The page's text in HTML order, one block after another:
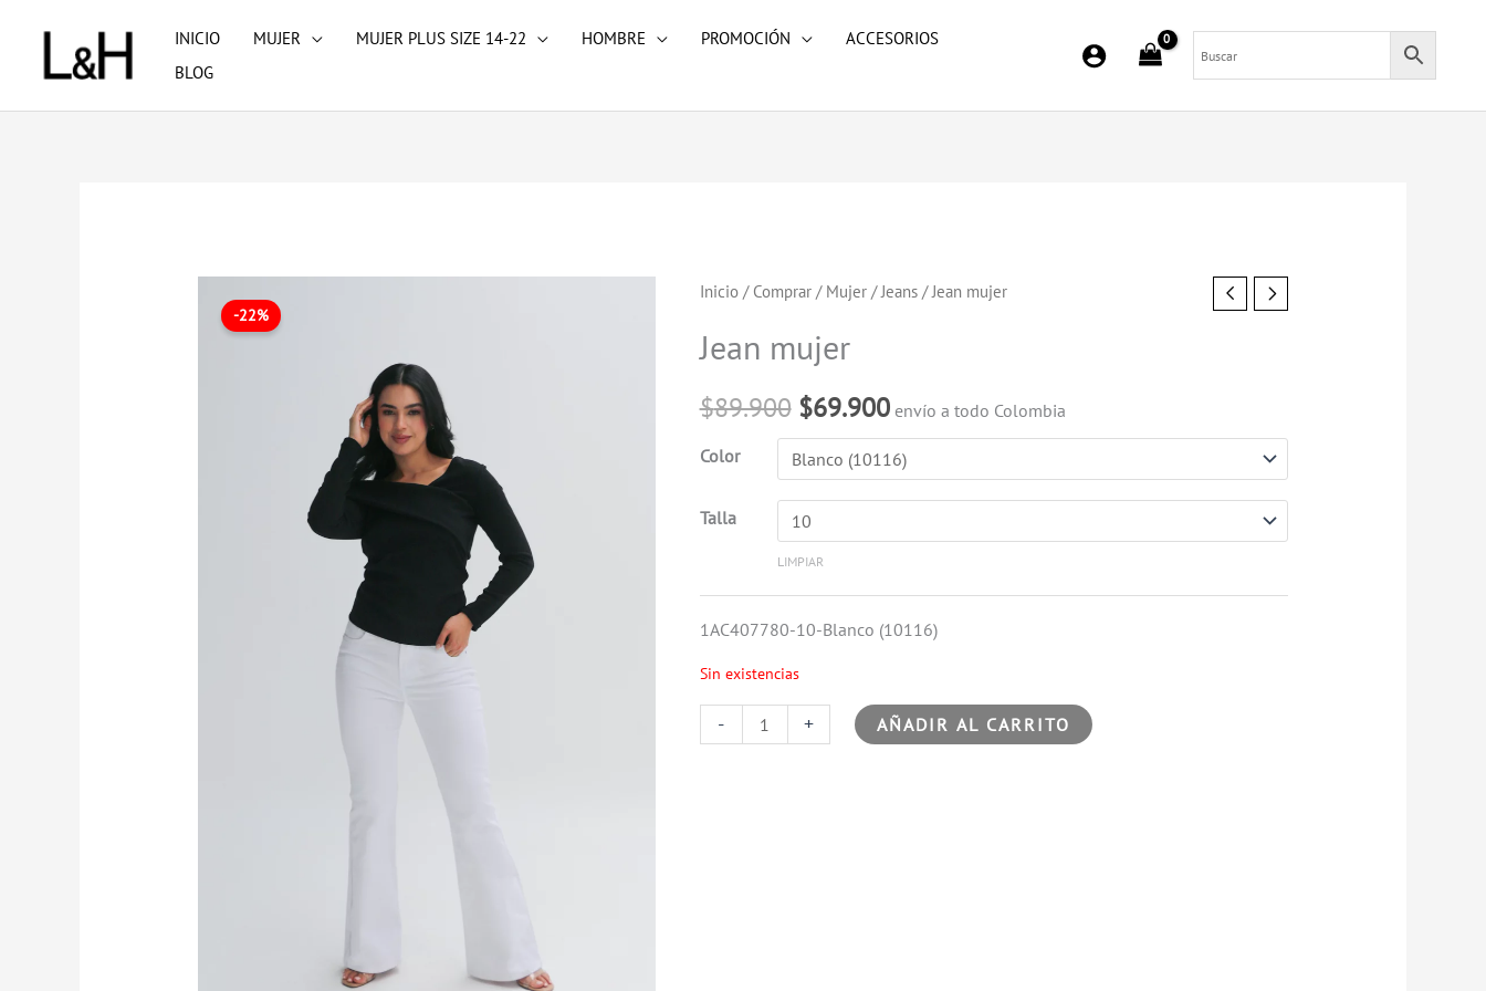
contenido
INICIO MUJER MUJER PLUS SIZE 14-22 HOMBRE PROMOCIÓN
ACCESORIOS
BLOG
-22%
Inicio/ Comprar/ Mujer/Jeans/ Jean mujer
Jean mujer
$89.900
El
precio
original
era:
$89.900.
$69.900
El
actual
es:
$69.900.
envío a todo Colombia
Color
Talla
LIMPIAR
1AC407780-10-Blanco (10116)
Sin existencias
-
Jean
cantidad
+ AÑADIR AL CARRITO